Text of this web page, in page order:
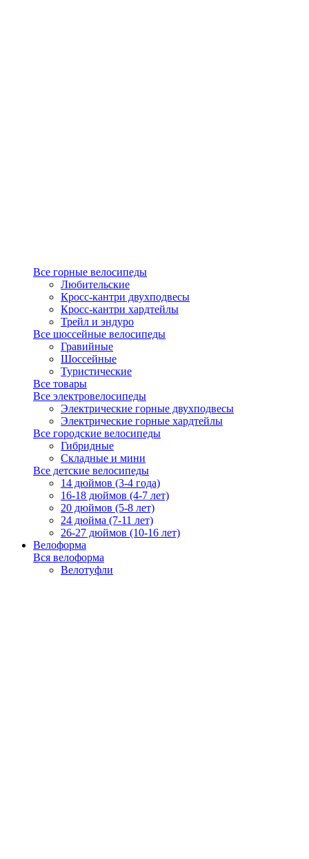
Все горные велосипеды
Любительские
Кросс-кантри двухподвесы
Кросс-кантри хардтейлы
Трейл и эндуро
Все шоссейные велосипеды
Гравийные
Шоссейные
Туристические
Все товары
Все электровелосипеды
Электрические горные двухподвесы
Электрические горные хардтейлы
Все городские велосипеды
Гибридные
Складные и мини
Все детские велосипеды
14 дюймов (3-4 года)
16-18 дюймов (4-7 лет)
20 дюймов (5-8 лет)
24 дюйма (7-11 лет)
26-27 дюймов (10-16 лет)
Велоформа
Вся велоформа
Велотуфли